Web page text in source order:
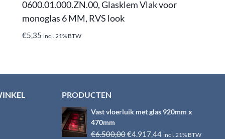
0600.01.000.ZN.00, Glasklem Vlak voor
monoglas 6 MM, RVS look
€5,35 incl. 21% BTW
PRODUCTEN
Vast vloerluik met glas 920mm x
470mm
€6.500,00Oorspronkelijke
€4.917,44Huidige
incl. 21% BTW